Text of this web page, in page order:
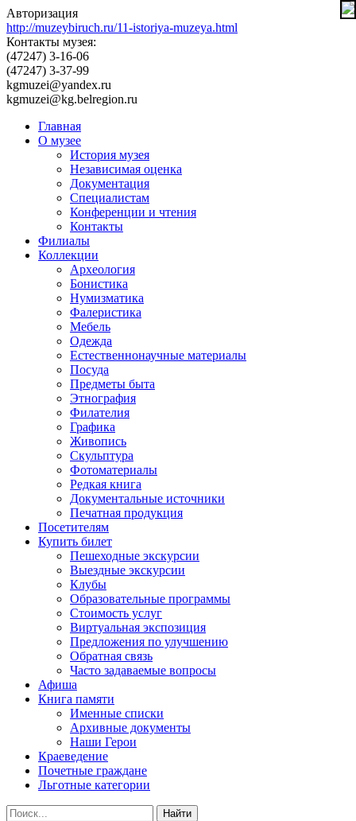
Авторизация
http://muzeybiruch.ru/11-istoriya-muzeya.html
Контакты музея:
(47247) 3-16-06
(47247) 3-37-99
kgmuzei@yandex.ru
kgmuzei@kg.belregion.ru
Главная
О музее
История музея
Независимая оценка
Документация
Специалистам
Конференции и чтения
Контакты
Филиалы
Коллекции
Археология
Бонистика
Нумизматика
Фалеристика
Мебель
Одежда
Естественнонаучные материалы
Посуда
Предметы быта
Этнография
Филателия
Графика
Живопись
Скульптура
Фотоматериалы
Редкая книга
Документальные источники
Печатная продукция
Посетителям
Купить билет
Пешеходные экскурсии
Выездные экскурсии
Клубы
Образовательные программы
Стоимость услуг
Виртуальная экспозиция
Предложения по улучшению
Обратная связь
Часто задаваемые вопросы
Афиша
Книга памяти
Именные списки
Архивные документы
Наши Герои
Краеведение
Почетные граждане
Льготные категории
Найти